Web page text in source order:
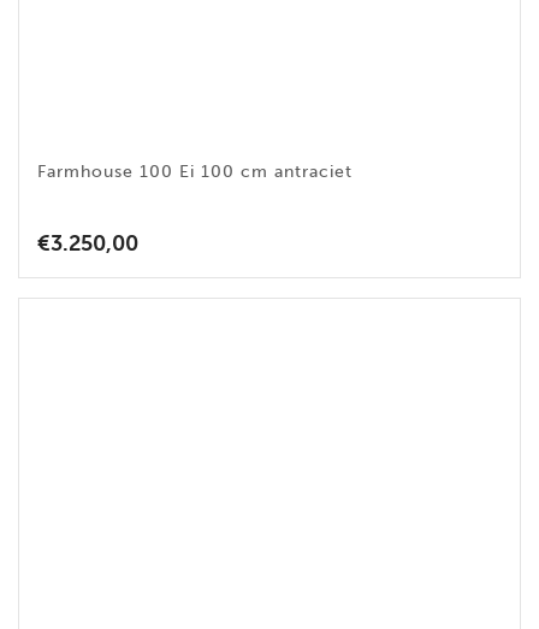
Farmhouse 100 Ei 100 cm antraciet
€3.250,00